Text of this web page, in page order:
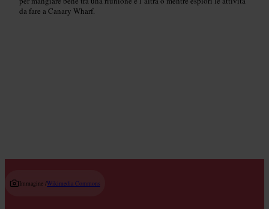
da fare a Canary Wharf.
Immagine /Wikimedia Commons